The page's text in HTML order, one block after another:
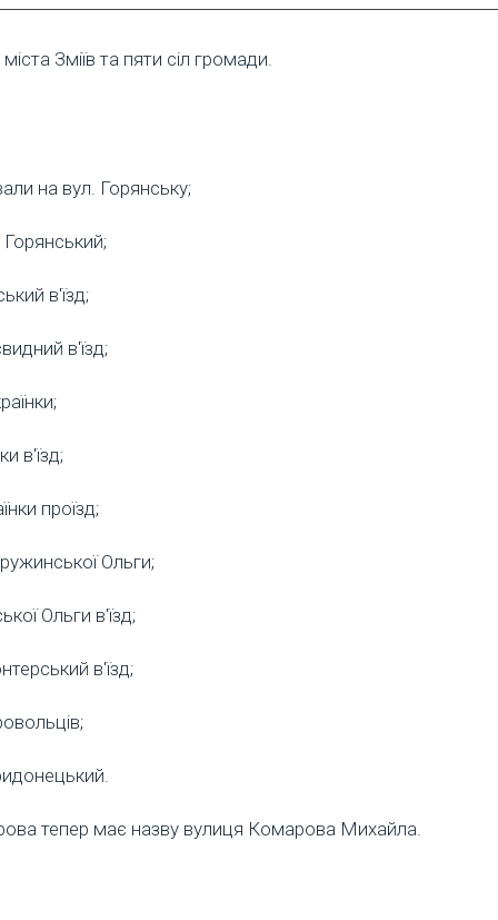
Зміїв та пяти сіл громади.
на вул. Горянську;
в'їзд;
в'їзд;
в'їзд;
проїзд;
Ольги;
Ольги в'їзд;
в'їзд;
тепер має назву вулиця Комарова Михайла.